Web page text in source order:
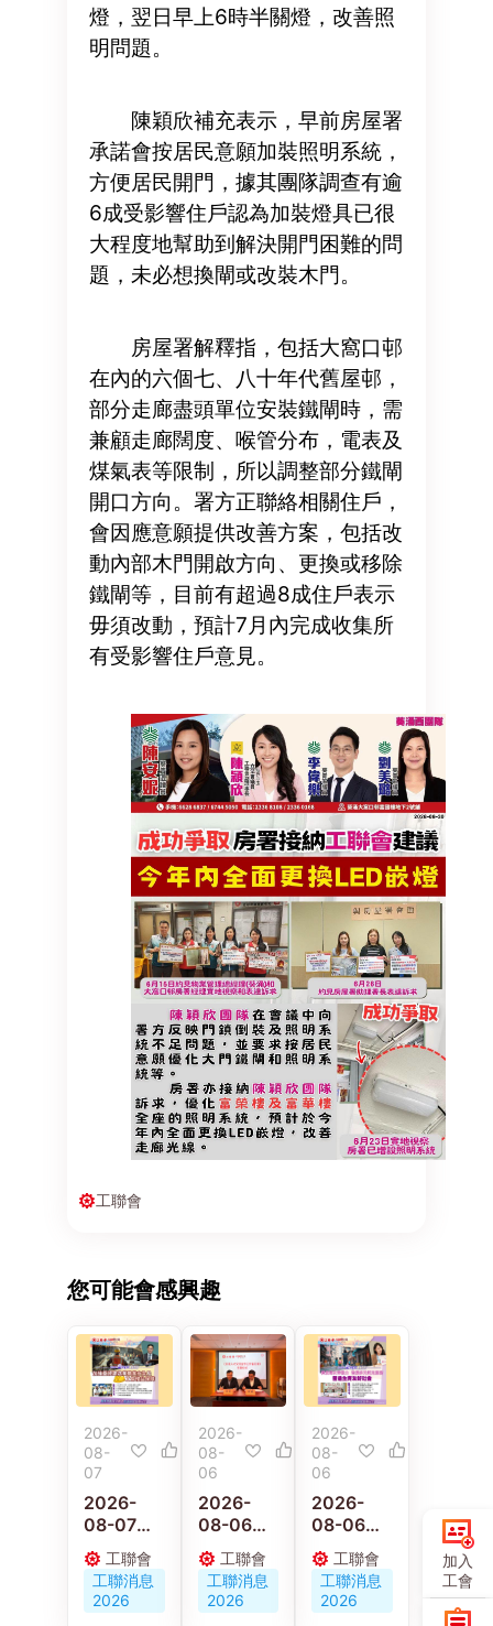
燈，翌日早上6時半關燈，改善照
明問題。
陳穎欣補充表示，早前房屋署
承諾會按居民意願加裝照明系統，
方便居民開門，據其團隊調查有逾
6成受影響住戶認為加裝燈具已很
大程度地幫助到解決開門困難的問
題，未必想換閘或改裝木門。
房屋署解釋指，包括大窩口邨
在內的六個七、八十年代舊屋邨，
部分走廊盡頭單位安裝鐵閘時，需
兼顧走廊闊度、喉管分布，電表及
煤氣表等限制，所以調整部分鐵閘
開口方向。署方正聯絡相關住戶，
會因應意願提供改善方案，包括改
動內部木門開啟方向、更換或移除
鐵閘等，目前有超過8成住戶表示
毋須改動，預計7月內完成收集所
有受影響住戶意見。
工聯會
您可能會感興趣
2026-
08-
07
2026-
08-07
【施政報
告重點建
議】梁子
穎：政府
工聯會
工聯消息
2026
2026-
08-
06
2026-
08-06
京港工會
深化交流
合作 共促
人才培育
工聯會
工聯消息
2026
2026-
08-
06
2026-
08-06
【施政報
告重點建
議】陳穎
欣：倡政
工聯會
工聯消息
2026
加入
工會